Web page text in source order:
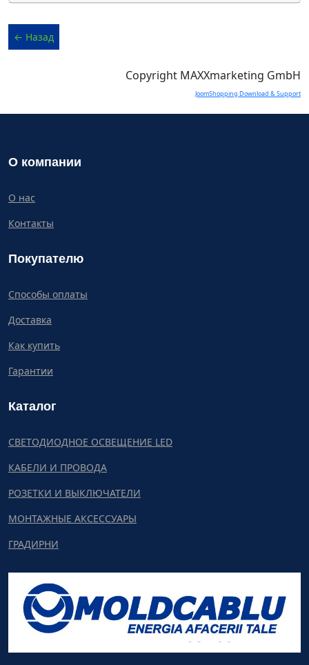
Copyright MAXXmarketing GmbH
JoomShopping Download & Support
О компании
О нас
Контакты
Покупателю
Способы оплаты
Доставка
Как купить
Гарантии
Каталог
СВЕТОДИОДНОЕ ОСВЕЩЕНИЕ LED
КАБЕЛИ И ПРОВОДА
РОЗЕТКИ И ВЫКЛЮЧАТЕЛИ
МОНТАЖНЫЕ АКСЕССУАРЫ
ГРАДИРНИ